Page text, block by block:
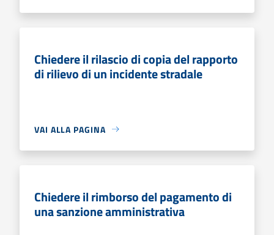
Chiedere il rilascio di copia del rapporto
di rilievo di un incidente stradale
VAI ALLA PAGINA
Chiedere il rimborso del pagamento di
una sanzione amministrativa